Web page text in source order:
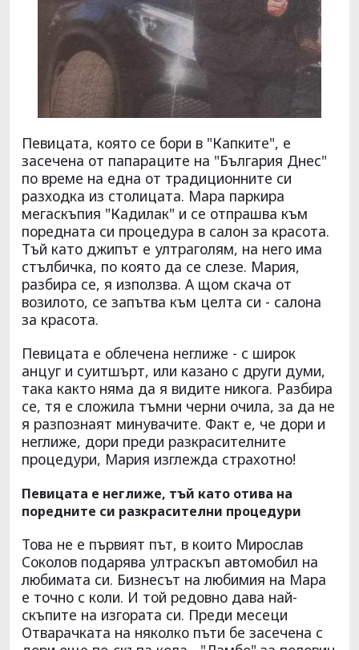
Певицата, която се бори в "Капките", е
засечена от папараците на "България Днес"
по време на една от традиционните си
разходка из столицата. Мара паркира
мегаскъпия "Кадилак" и се отпрашва към
поредната си процедура в салон за красота.
Тъй като джипът е ултраголям, на него има
стълбичка, по която да се слезе. Мария,
разбира се, я използва. А щом скача от
возилото, се запътва към целта си - салона
за красота.
Певицата е облечена неглиже - с широк
анцуг и суитшърт, или казано с други думи,
така както няма да я видите никога. Разбира
се, тя е сложила тъмни черни очила, за да не
я разпознаят минувачите. Факт е, че дори и
неглиже, дори преди разкрасителните
процедури, Мария изглежда страхотно!
Певицата е неглиже, тъй като отива на
поредните си разкрасителни процедури
Това не е първият път, в които Мирослав
Соколов подарява ултраскъп автомобил на
любимата си. Бизнесът на любимия на Мара
е точно с коли. И той редовно дава най-
скъпите на изгората си. Преди месеци
Отварачката на няколко пъти бе засечена с